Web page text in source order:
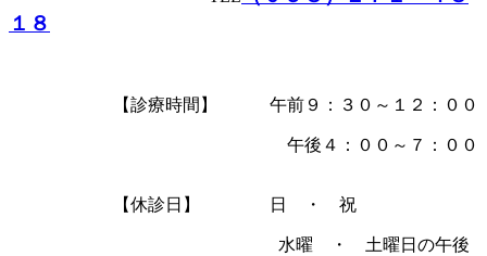
１８
【診療時間】 午前９：３０～１２：００
午後４：００～７：００
【休診日】 日 ・ 祝
水曜 ・ 土曜日の午後